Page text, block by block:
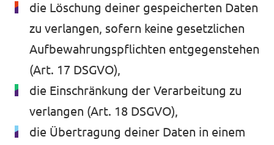
die Löschung deiner gespeicherten Daten
zu verlangen, sofern keine gesetzlichen
Aufbewahrungspflichten entgegenstehen
(Art. 17 DSGVO),
die Einschränkung der Verarbeitung zu
verlangen (Art. 18 DSGVO),
die Übertragung deiner Daten in einem